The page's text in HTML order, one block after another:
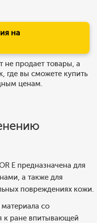
на
не продает товары, а
где вы сможете купить
ценам.
E предназначена для
а также для
повреждениях кожи.
материала со
к ране впитывающей